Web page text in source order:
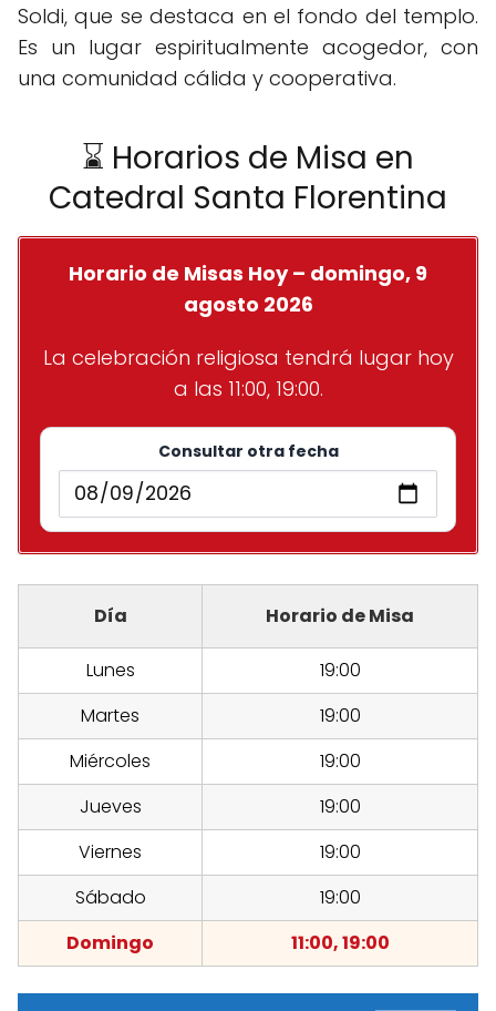
Soldi, que se destaca en el fondo del templo.
Es un lugar espiritualmente acogedor, con
una comunidad cálida y cooperativa.
⌛ Horarios de Misa en
Catedral Santa Florentina
Horario de Misas Hoy – domingo, 9
agosto 2026
La celebración religiosa tendrá lugar hoy
a las 11:00, 19:00.
Consultar otra fecha
Día Horario de Misa
Lunes
19:00
Martes
19:00
Miércoles
19:00
Jueves
19:00
Viernes
19:00
Sábado
19:00
Domingo
11:00, 19:00